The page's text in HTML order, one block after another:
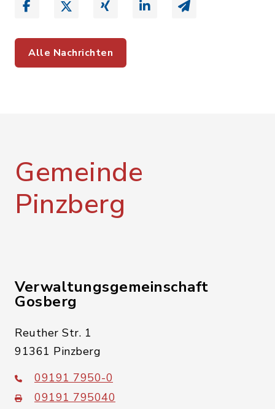
Alle Nachrichten
Gemeinde
Pinzberg
Verwaltungsgemeinschaft
Gosberg
Reuther Str. 1
91361 Pinzberg
09191 7950-0
09191 795040